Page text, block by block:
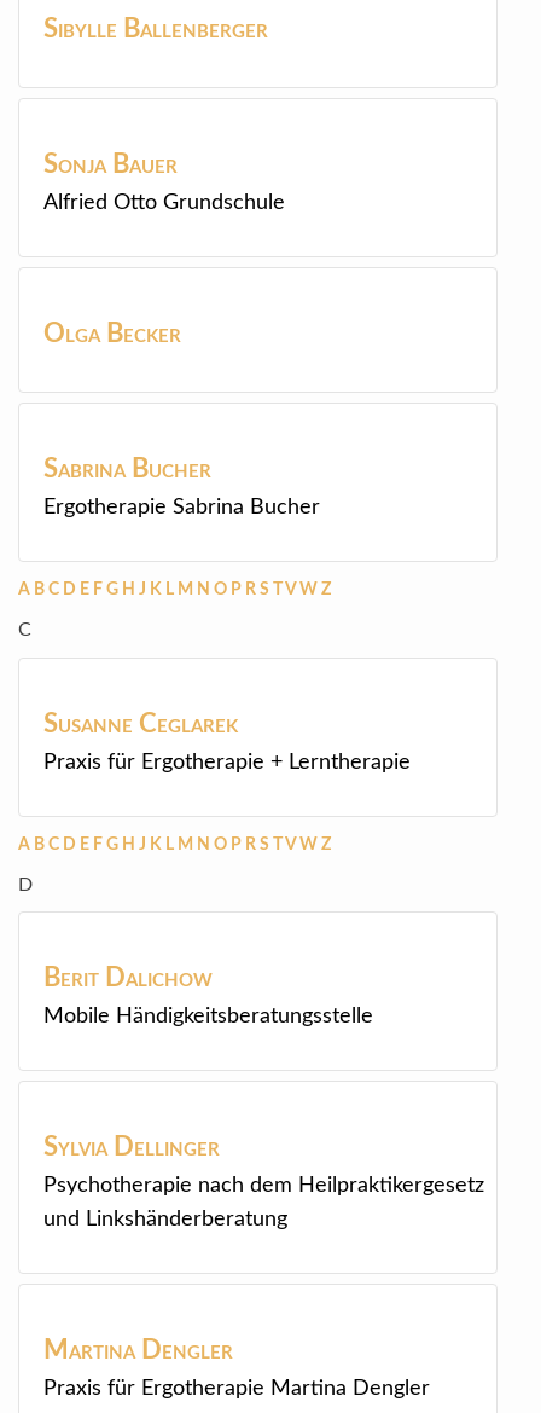
Sibylle Ballenberger
Sonja Bauer
Alfried Otto Grundschule
Olga Becker
Sabrina Bucher
Ergotherapie Sabrina Bucher
A B C D E F G H J K L M N O P R S V W Z
C
Susanne Ceglarek
Praxis für Ergotherapie + Lerntherapie
A B C D E F G H J K L M N O P R S TV W Z
D
Berit Dalichow
Mobile Händigkeitsberatungsstelle
Sylvia Dellinger
Psychotherapie nach dem Heilpraktikergesetz
und Linkshänderberatung
Martina Dengler
Praxis für Ergotherapie Martina Dengler